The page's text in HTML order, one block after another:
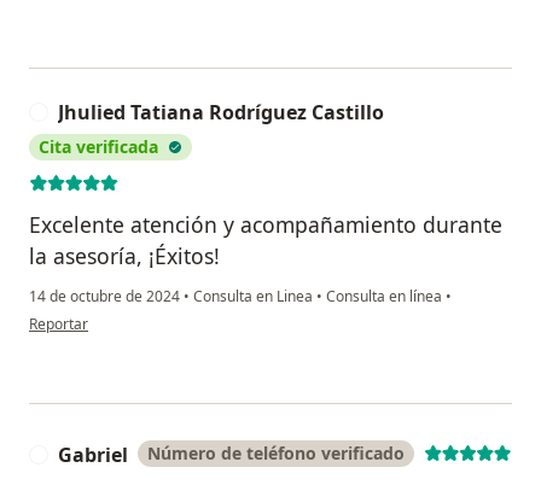
Jhulied Tatiana Rodríguez Castillo
Cita verificada
Excelente atención y acompañamiento durante
la asesoría, ¡Éxitos!
14 de octubre de 2024 • Consulta en Linea • Consulta en línea •
en opinión del usuario Jhulied Tatiana Rodríguez Castillo
Reportar
Gabriel Número de teléfono verificado